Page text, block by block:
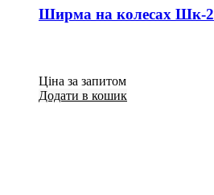
Ширма на колесах Шк-2
Ціна за запитом
Додати в кошик